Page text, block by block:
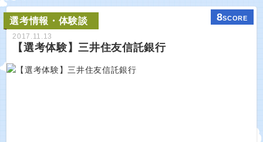
選考情報・体験談 8SCORE
2017.11.13
【選考体験】三井住友信託銀行